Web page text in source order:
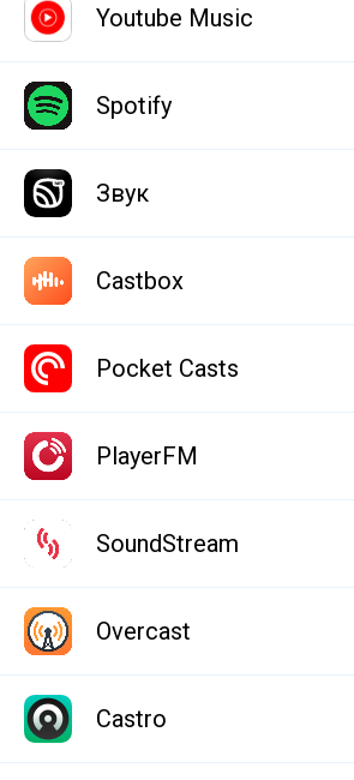
Youtube Music
Spotify
Звук
Castbox
Pocket Casts
PlayerFM
SoundStream
Overcast
Castro